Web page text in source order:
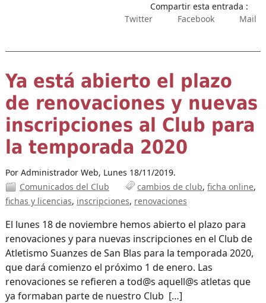
Compartir esta entrada :
Twitter
Facebook Mail
Ya está abierto el plazo
de renovaciones y nuevas
inscripciones al Club para
la temporada 2020
Por Administrador Web, Lunes 18/11/2019.
Comunicados del Club
cambios de club ficha online
fichas y licencias inscripciones renovaciones
El lunes 18 de noviembre hemos abierto el plazo para
renovaciones y para nuevas inscripciones en el Club de
Atletismo Suanzes de San Blas para la temporada 2020,
que dará comienzo el próximo 1 de enero. Las
renovaciones se refieren a tod@s aquell@s atletas que
ya formaban parte de nuestro Club […]